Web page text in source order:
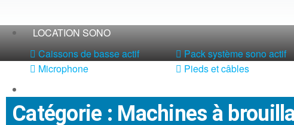
LOCATION SONO
Caissons de basse actif
Microphone
Pack système sono actif
Pieds et câbles
DMX et alimentation
Meubles led
Catégorie : Machines à